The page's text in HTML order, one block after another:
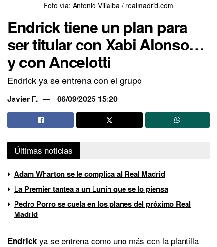
Foto vía: Antonio Villalba / realmadrid.com
Endrick tiene un plan para
ser titular con Xabi Alonso…
y con Ancelotti
Endrick ya se entrena con el grupo
Javier F. 06/09/2025 15:20
Últimas noticias
Adam Wharton se le complica al Real Madrid
La Premier tantea a un Lunin que se lo piensa
Pedro Porro se cuela en los planes del próximo Real
Madrid
Endrick ya se entrena como uno más con la plantilla